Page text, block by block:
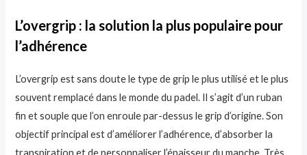
L’overgrip : la solution la plus populaire pour
l’adhérence
L’overgrip est sans doute le type de grip le plus utilisé et le plus
souvent remplacé dans le monde du padel. Il s’agit d’un ruban
fin et souple que l’on enroule par-dessus le grip d’origine. Son
objectif principal est d’améliorer l’adhérence, d’absorber la
transpiration et de personnaliser l’épaisseur du manche. Très